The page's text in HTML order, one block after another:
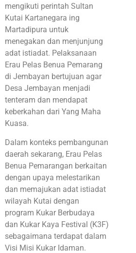
mengikuti perintah Sultan
Kutai Kartanegara ing
Martadipura untuk
menegakan dan menjunjung
adat istiadat. Pelaksanaan
Erau Pelas Benua Pemarang
di Jembayan bertujuan agar
Desa Jembayan menjadi
tenteram dan mendapat
keberkahan dari Yang Maha
Kuasa.
Dalam konteks pembangunan
daerah sekarang, Erau Pelas
Benua Pemarangan berkaitan
dengan upaya melestarikan
dan memajukan adat istiadat
wilayah Kutai dengan
program Kukar Berbudaya
dan Kukar Kaya Festival (K3F)
sebagaimana terdapat dalam
Visi Misi Kukar Idaman.